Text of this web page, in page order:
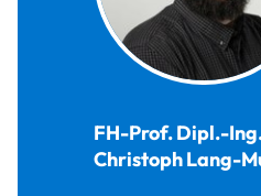
FH-Prof. Dipl.-
ChristophLang-